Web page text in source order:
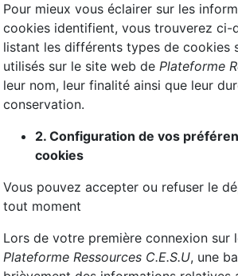
Pour mieux vous éclairer sur les
cookies identifient, vous trouverez ci-
listant les différents types de cookies
utilisés sur le site web de Plateforme
leur nom, leur finalité ainsi que leur
conservation.
2. Configuration de vos
cookies
Vous pouvez accepter ou refuser le
tout moment
Lors de votre première connexion sur
Plateforme Ressources C.E.S.U, une